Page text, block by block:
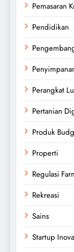
Pemasaran
Pendidikan
Perangkat
Pertanian
Produk
Properti
Regulasi
Rekreasi
Sains
Startup